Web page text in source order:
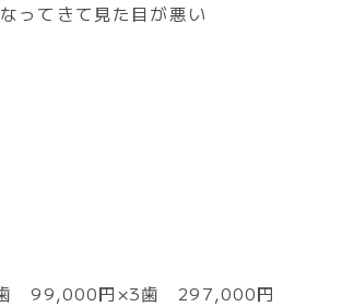
ってきて見た目が悪い
歯 99,000円×3歯 297,000円